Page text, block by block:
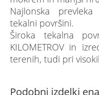
Najlonska
tekalni površini.
Široka tekalna
KILOMETROV in
terenih, tudi pri
Podobni izdelki